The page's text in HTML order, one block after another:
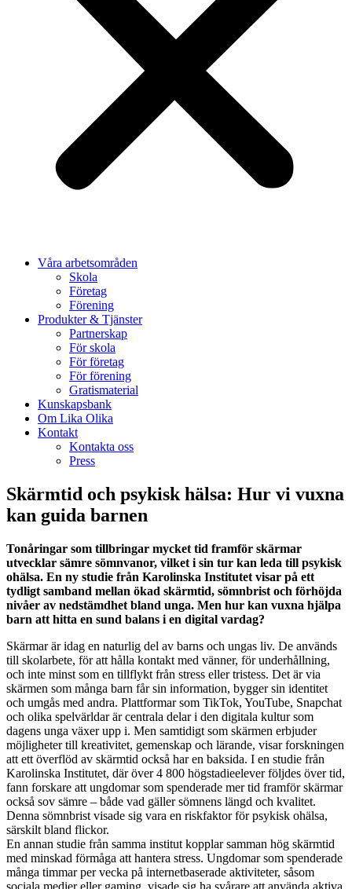
Våra arbetsområden
Skola
Företag
Förening
Produkter & Tjänster
Partnerskap
För skola
För företag
För förening
Gratismaterial
Kunskapsbank
Om Lika Olika
Kontakt
Kontakta oss
Press
Skärmtid och psykisk hälsa: Hur vi vuxna
kan guida barnen
Tonåringar som tillbringar mycket tid framför skärmar
utvecklar sämre sömnvanor, vilket i sin tur kan leda till psykisk
ohälsa. En ny studie från Karolinska Institutet visar på ett
tydligt samband mellan ökad skärmtid, sömnbrist och förhöjda
nivåer av nedstämdhet bland unga. Men hur kan vuxna hjälpa
barn att hitta en sund balans i en digital vardag?
Skärmar är idag en naturlig del av barns och ungas liv. De används
till skolarbete, för att hålla kontakt med vänner, för underhållning,
och inte minst som en tillflykt från stress eller tristess. Det är via
skärmen som många barn får sin information, bygger sin identitet
och umgås med andra. Plattformar som TikTok, YouTube, Snapchat
och olika spelvärldar är centrala delar i den digitala kultur som
dagens unga växer upp i. Men samtidigt som skärmen erbjuder
möjligheter till kreativitet, gemenskap och lärande, visar forskningen
att ett överflöd av skärmtid också har en baksida. I en studie från
Karolinska Institutet, där över 4 800 högstadieelever följdes över tid,
fann forskare att ungdomar som spenderade mer tid framför skärmar
också sov sämre – både vad gäller sömnens längd och kvalitet.
Denna sömnbrist visade sig vara en riskfaktor för psykisk ohälsa,
särskilt bland flickor.
En annan studie från samma institut kopplar samman hög skärmtid
med minskad förmåga att hantera stress. Ungdomar som spenderade
många timmar per vecka på internetbaserade aktiviteter, såsom
sociala medier eller gaming, visade sig ha svårare att använda aktiva